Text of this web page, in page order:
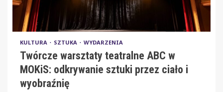
KULTURA SZTUKA WYDARZENIA
Twórcze warsztaty teatralne ABC w
MOKiS: odkrywanie sztuki przez ciało i
wyobraźnię